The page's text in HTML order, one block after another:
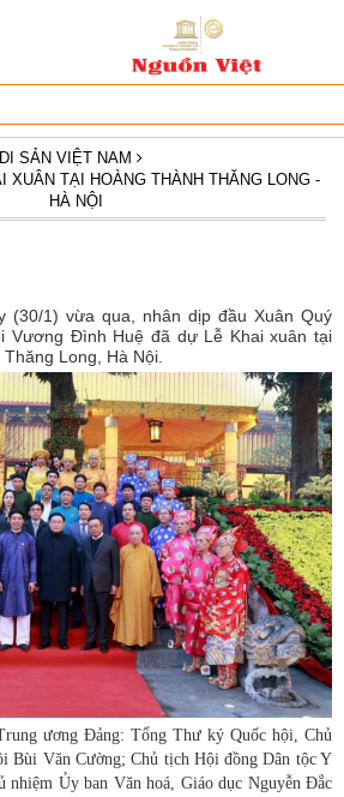
- Hoàng Hoa Thám - Ba Đình - Hà Nội
DI SẢN VIỆT NAM
XUÂN TẠI HOÀNG THÀNH THĂNG LONG -
HÀ NỘI
(30/1) vừa qua, nhân dịp đầu Xuân Quý
Vương Đình Huệ đã dự Lễ Khai xuân tại
Long, Hà Nội.
ương Đảng: Tổng Thư ký Quốc hội, Chủ
Bùi Văn Cường; Chủ tịch Hội đồng Dân tộc Y
nhiệm Ủy ban Văn hoá, Giáo dục Nguyễn Đắc